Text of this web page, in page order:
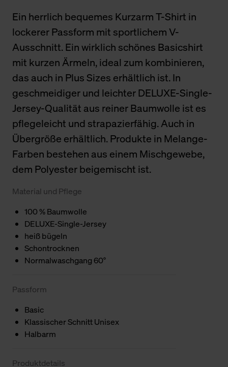
Ein herrlich bequemes Kurzarm T-Shirt in
lockerer Passform mit sportlichem V-
Ausschnitt. Ein wirklich schönes Basicshirt
mit kurzen Ärmeln, ideal zum kombinieren,
das auch in Plus Sizes erhältlich ist. In
geschmeidiger und leichter DELUXE-Single-
Jersey-Qualität aus reiner Baumwolle ist es
pflegeleicht und strapazierfähig. Auch in
Übergröße erhältlich. Produkte in Melange-
Farben bestehen aus einem Mischgewebe,
dem Polyester beigemischt ist.
Material und Pflege
100 % Baumwolle
DELUXE-Single-Jersey
heiß bügeln
Schontrocknen
Normalwaschgang 60°
Passform
Basic
Klassischer Schnitt Unisex
Halbarm
Produktdetails